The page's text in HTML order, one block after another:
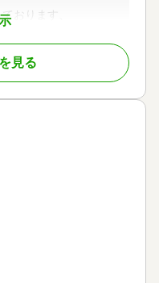
おります、
ます。
。
心に200件ほどさせ
の相続の世界に入
産総額の約0.5％〜
ってはお見積の金
お見積りをご提示
見る